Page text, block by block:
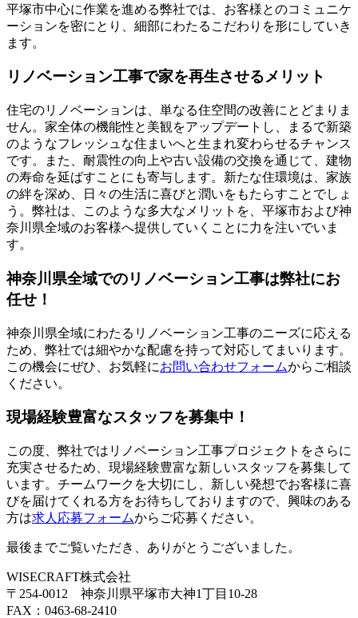
平塚市中心に作業を進める弊社では、お客様とのコミュニケ
ーションを密にとり、細部にわたるこだわりを形にしていき
ます。
リノベーション工事で家を再生させるメリット
住宅のリノベーションは、単なる住空間の改善にとどまりま
せん。家全体の機能性と美観をアップデートし、まるで新築
のようなフレッシュな住まいへと生まれ変わらせるチャンス
です。また、耐震性の向上や古い設備の交換を通じて、建物
の寿命を延ばすことにも寄与します。新たな住環境は、家族
の絆を深め、日々の生活に喜びと潤いをもたらすことでしょ
う。弊社は、このような多大なメリットを、平塚市および神
奈川県全域のお客様へ提供していくことに力を注いでいま
す。
神奈川県全域でのリノベーション工事は弊社にお
任せ！
神奈川県全域にわたるリノベーション工事のニーズに応える
ため、弊社では細やかな配慮を持って対応してまいります。
この機会にぜひ、お気軽にお問い合わせフォームからご相談
ください。
現場経験豊富なスタッフを募集中！
この度、弊社ではリノベーション工事プロジェクトをさらに
充実させるため、現場経験豊富な新しいスタッフを募集して
います。チームワークを大切にし、新しい発想でお客様に喜
びを届けてくれる方をお待ちしておりますので、興味のある
方は求人応募フォームからご応募ください。
最後までご覧いただき、ありがとうございました。
WISECRAFT株式会社
〒254-0012 神奈川県平塚市大神1丁目10-28
FAX：0463-68-2410